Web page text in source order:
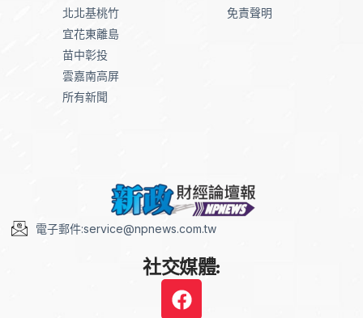
北北基桃竹
宜花東離島
苗中彰投
雲嘉南高屏
所有新聞
免責聲明
電子郵件:service@npnews.com.tw
社交媒體: